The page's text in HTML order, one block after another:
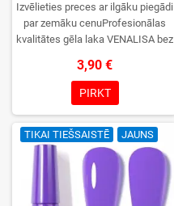
Izvēlieties preces ar ilgāku piegādi
par zemāku cenuProfesionālas
kvalitātes gēla laka VENALISA bez
krāsu izvēle, lieliska sacietēšana
UV/LED lampās un ilgstoša
noturība. Katrs flakons iepakots
kastītē – pirmo reizi to atvērsiet
tikai jūs.
3,90 €
PIRKT
TIKAI TIEŠSAISTĒ JAUNS